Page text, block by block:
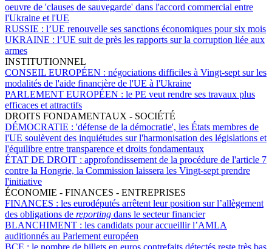
oeuvre de 'clauses de sauvegarde' dans l'accord commercial entre
l'Ukraine et l'UE
RUSSIE : l’UE renouvelle ses sanctions économiques pour six mois
UKRAINE : l’UE suit de près les rapports sur la corruption liée aux
armes
INSTITUTIONNEL
CONSEIL EUROPÉEN : négociations difficiles à Vingt-sept sur les
modalités de l'aide financière de l'UE à l'Ukraine
PARLEMENT EUROPÉEN : le PE veut rendre ses travaux plus
efficaces et attractifs
DROITS FONDAMENTAUX - SOCIÉTÉ
DÉMOCRATIE : 'défense de la démocratie', les États membres de
l'UE soulèvent des inquiétudes sur l'harmonisation des législations et
l'équilibre entre transparence et droits fondamentaux
ÉTAT DE DROIT : approfondissement de la procédure de l'article 7
contre la Hongrie, la Commission laissera les Vingt-sept prendre
l'initiative
ÉCONOMIE - FINANCES - ENTREPRISES
FINANCES : les eurodéputés arrêtent leur position sur l’allègement
des obligations de reporting dans le secteur financier
BLANCHIMENT : les candidats pour accueillir l’AMLA
auditionnés au Parlement européen